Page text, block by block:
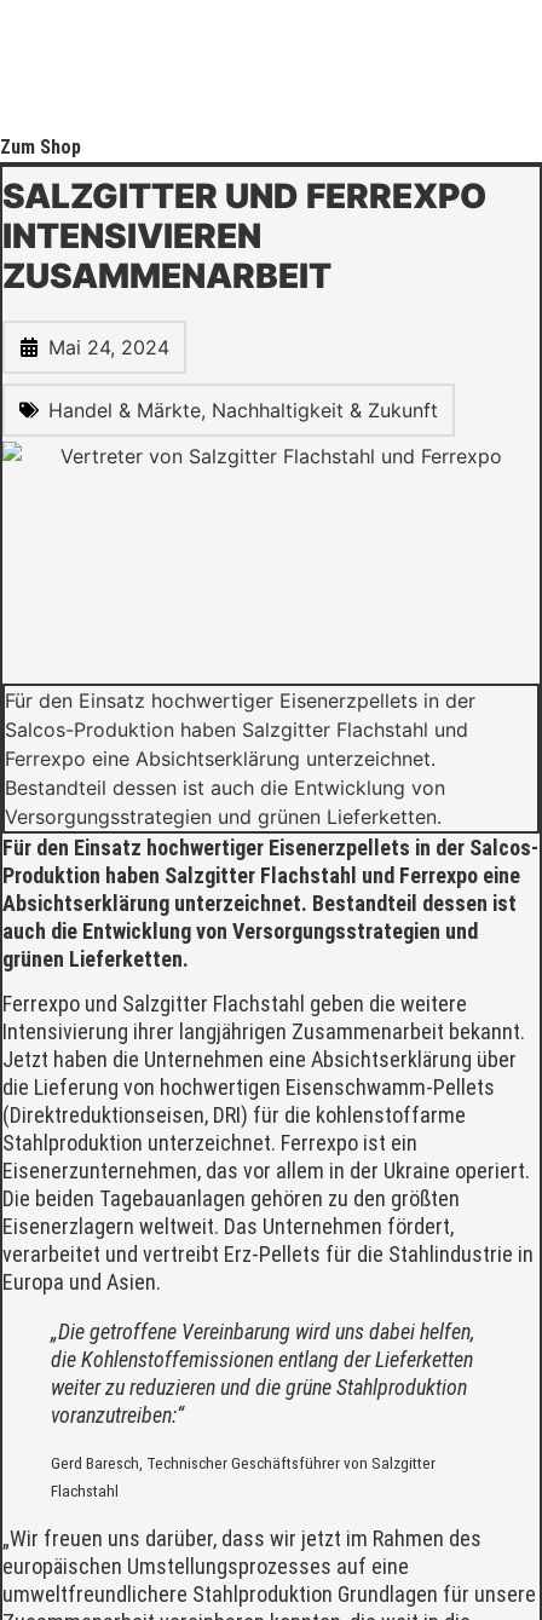
Zum Shop
SALZGITTER UND FERREXPO
INTENSIVIEREN
ZUSAMMENARBEIT
Mai 24, 2024
Handel & Märkte, Nachhaltigkeit & Zukunft
Für den Einsatz hochwertiger Eisenerzpellets in der
Salcos-Produktion haben Salzgitter Flachstahl und
Ferrexpo eine Absichtserklärung unterzeichnet.
Bestandteil dessen ist auch die Entwicklung von
Versorgungsstrategien und grünen Lieferketten.
Für den Einsatz hochwertiger Eisenerzpellets in der Salcos-
Produktion haben Salzgitter Flachstahl und Ferrexpo eine
Absichtserklärung unterzeichnet. Bestandteil dessen ist
auch die Entwicklung von Versorgungsstrategien und
grünen Lieferketten.
Ferrexpo und Salzgitter Flachstahl geben die weitere
Intensivierung ihrer langjährigen Zusammenarbeit bekannt.
Jetzt haben die Unternehmen eine Absichtserklärung über
die Lieferung von hochwertigen Eisenschwamm-Pellets
(Direktreduktionseisen, DRI) für die kohlenstoffarme
Stahlproduktion unterzeichnet. Ferrexpo ist ein
Eisenerzunternehmen, das vor allem in der Ukraine operiert.
Die beiden Tagebauanlagen gehören zu den größten
Eisenerzlagern weltweit. Das Unternehmen fördert,
verarbeitet und vertreibt Erz-Pellets für die Stahlindustrie in
Europa und Asien.
„Die getroffene Vereinbarung wird uns dabei helfen,
die Kohlenstoffemissionen entlang der Lieferketten
weiter zu reduzieren und die grüne Stahlproduktion
voranzutreiben:“
Gerd Baresch, Technischer Geschäftsführer von Salzgitter
Flachstahl
„Wir freuen uns darüber, dass wir jetzt im Rahmen des
europäischen Umstellungsprozesses auf eine
umweltfreundlichere Stahlproduktion Grundlagen für unsere